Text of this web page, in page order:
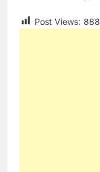
Post Views: 888